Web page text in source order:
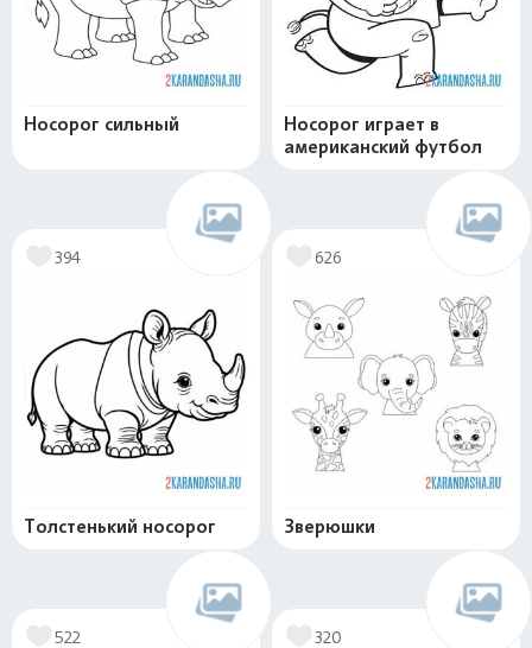
Носорог сильный
Носорог играет в
американский футбол
394
Толстенький носорог
626
Зверюшки
522 320